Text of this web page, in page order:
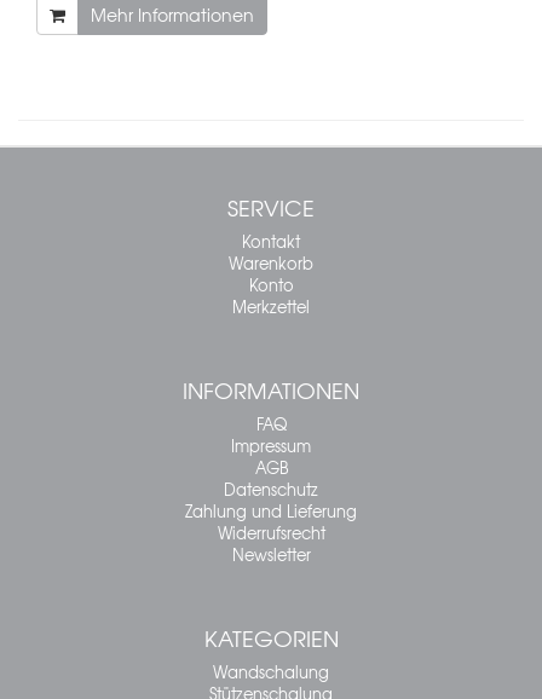
Mehr Informationen
SERVICE
Kontakt
Warenkorb
Konto
Merkzettel
INFORMATIONEN
FAQ
Impressum
AGB
Datenschutz
Zahlung und Lieferung
Widerrufsrecht
Newsletter
KATEGORIEN
Wandschalung
Stützenschalung